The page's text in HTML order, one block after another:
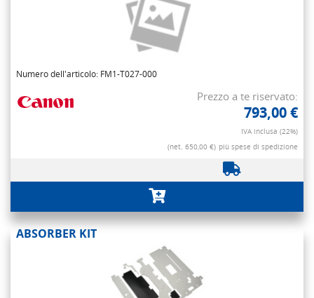
Numero dell'articolo: FM1-T027-000
Prezzo a te riservato:
793,00 €
IVA inclusa (22%)
(net. 650,00 €) più spese di spedizione
ABSORBER KIT